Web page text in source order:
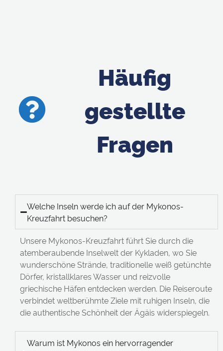
Häufig
gestellte
Fragen
Welche Inseln werde ich auf der Mykonos-
Kreuzfahrt besuchen?
Unsere Mykonos-Kreuzfahrt führt Sie durch die
atemberaubende Inselwelt der Kykladen, wo Sie
wunderschöne Strände, traditionelle weiß getünchte
Dörfer, kristallklares Wasser und reizvolle
griechische Häfen entdecken werden. Die Reiseroute
verbindet weltberühmte Ziele mit ruhigen Inseln, die
die authentische Schönheit der Ägäis widerspiegeln.
Warum ist Mykonos ein hervorragender